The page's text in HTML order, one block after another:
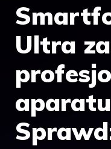
Ultra